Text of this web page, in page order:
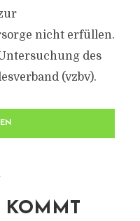
nicht erfüllen.
des
(vzbv).